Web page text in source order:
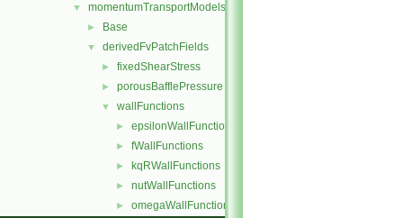
▼ momentumTransportModels
► Base
▼ derivedFvPatchFields
► fixedShearStress
► porousBafflePressure
▼ wallFunctions
► epsilonWallFunctions
► fWallFunctions
► kqRWallFunctions
► nutWallFunctions
► omegaWallFunctions